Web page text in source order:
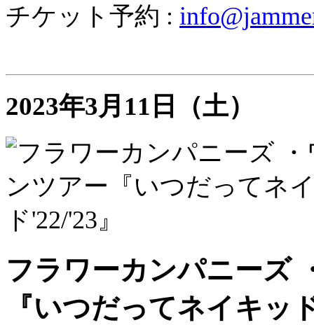
チケット予約 :
2023年3月11日（土）
フラワーカンパニーズ
『いつだってネイキッ